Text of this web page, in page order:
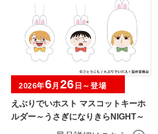
えぶりでいホスト マスコットキーホ
ルダー～うさぎになりきらNIGHT～
2026年6月 26 日～登場